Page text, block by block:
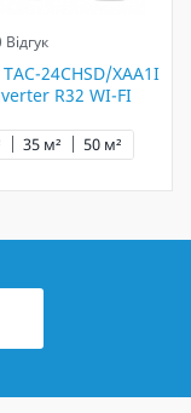
Відгук
24CHSD/XAA1I
R32 WI-FI
35 м² 50 м²